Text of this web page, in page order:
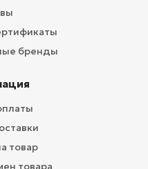
бренды
товар
товара